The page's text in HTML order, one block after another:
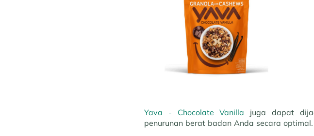
Yava - Chocolate Vanilla juga dapat
penurunan berat badan Anda secara optimal.